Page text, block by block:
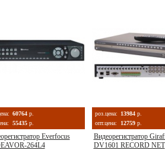
60764 р.
55435 р.
Everfocus
264L4
роз.цена: 13984 р.
опт.цена:
12759 р.
Видеорегистратор
DV1601 RECORD NET